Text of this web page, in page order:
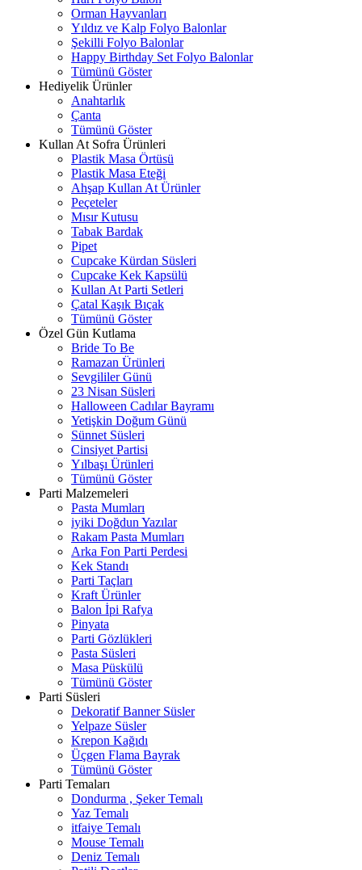
Orman Hayvanları
Yıldız ve Kalp Folyo Balonlar
Şekilli Folyo Balonlar
Happy Birthday Set Folyo Balonlar
Tümünü Göster
Hediyelik Ürünler
Anahtarlık
Çanta
Tümünü Göster
Kullan At Sofra Ürünleri
Plastik Masa Örtüsü
Plastik Masa Eteği
Ahşap Kullan At Ürünler
Peçeteler
Mısır Kutusu
Tabak Bardak
Pipet
Cupcake Kürdan Süsleri
Cupcake Kek Kapsülü
Kullan At Parti Setleri
Çatal Kaşık Bıçak
Tümünü Göster
Özel Gün Kutlama
Bride To Be
Ramazan Ürünleri
Sevgililer Günü
23 Nisan Süsleri
Halloween Cadılar Bayramı
Yetişkin Doğum Günü
Sünnet Süsleri
Cinsiyet Partisi
Yılbaşı Ürünleri
Tümünü Göster
Parti Malzemeleri
Pasta Mumları
iyiki Doğdun Yazılar
Rakam Pasta Mumları
Arka Fon Parti Perdesi
Kek Standı
Parti Taçları
Kraft Ürünler
Balon İpi Rafya
Pinyata
Parti Gözlükleri
Pasta Süsleri
Masa Püskülü
Tümünü Göster
Parti Süsleri
Dekoratif Banner Süsler
Yelpaze Süsler
Krepon Kağıdı
Üçgen Flama Bayrak
Tümünü Göster
Parti Temaları
Dondurma , Şeker Temalı
Yaz Temalı
itfaiye Temalı
Mouse Temalı
Deniz Temalı